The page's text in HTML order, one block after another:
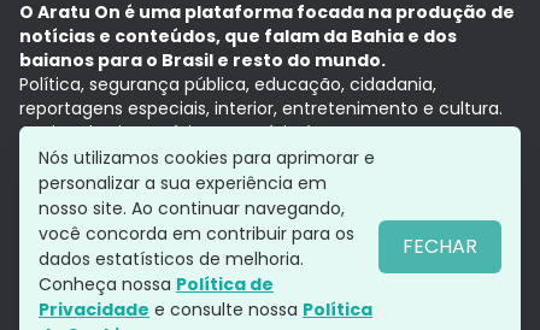
O Aratu On é uma plataforma focada na produção de
notícias e conteúdos, que falam da Bahia e dos
baianos para o Brasil e resto do mundo.
Política, segurança pública, educação, cidadania,
reportagens especiais, interior, entretenimento e cultura.
Aqui, tudo vira notícia e a notícia é no tempo presente,
com a credibilidade do Grupo Aratu.
Grupo Aratu
Política de privacidade
Siga-nos
Nós utilizamos cookies para aprimorar e
personalizar a sua experiência em
nosso site. Ao continuar navegando,
você concorda em contribuir para os
dados estatísticos de melhoria.
Conheça nossa Política de
Privacidade e consulte nossa Política
FECHAR